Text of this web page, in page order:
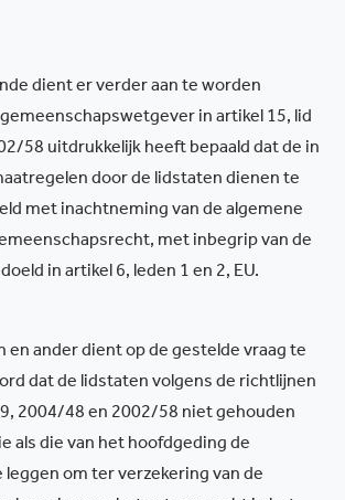
dient er verder aan te worden
in artikel 15, lid
58 uitdrukkelijk heeft bepaald dat de in
door de lidstaten dienen te
met inachtneming van de algemene
met inbegrip van de
in artikel 6, leden 1 en 2, EU.
ander dient op de gestelde vraag te
dat de lidstaten volgens de richtlijnen
2004/48 en 2002/58 niet gehouden
als die van het hoofdgeding de
om ter verzekering van de